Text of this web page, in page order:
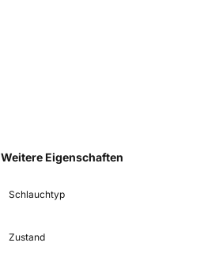
Weitere Eigenschaften
Schlauchtyp
Zustand